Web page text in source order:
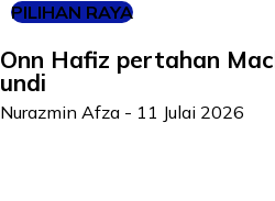
PILIHAN RAYA
Onn Hafiz pertahan
undi
Nurazmin Afza - 11 Julai 2026